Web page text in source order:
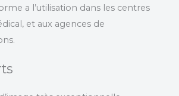
a l’utilisation dans les centres
et aux agences de